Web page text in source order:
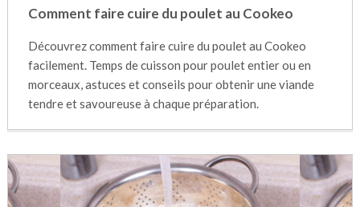
Comment faire cuire du poulet au Cookeo
Découvrez comment faire cuire du poulet au Cookeo
facilement. Temps de cuisson pour poulet entier ou en
morceaux, astuces et conseils pour obtenir une viande
tendre et savoureuse à chaque préparation.